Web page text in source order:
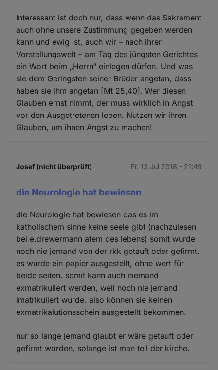
Interessant ist doch nur, dass wenn das Sakrament
auch ohne unsere Zustimmung gegeben werden
kann und ewig ist, auch wir – nach ihrer
Vorstellungswelt – am Tag des jüngsten Gerichtes
ein Wort beim „Herrn“ einlegen dürfen. Und was
sie dem Geringsten seiner Brüder angetan, dass
haben sie ihm angetan [Mt 25,40]. Wer diesen
Glauben ernst nimmt, der muss wirklich in Angst
vor den Ausgetretenen leben. Nutzen wir ihren
Glauben, um ihnen Angst zu machen!
Josef (nicht überprüft) Fr. 13 Jul 2018 - 21:49
die Neurologie hat bewiesen
die Neurologie hat bewiesen das es im
katholischem sinne keine seele gibt (nachzulesen
bei e.drewermann atem des lebens) somit wurde
noch nie jemand von der rkk getauft oder gefirmt.
es wurde ein papier ausgestellt, ohne wert für
beide seiten. somit kann auch niemand
exmatrikuliert werden, weil noch nie jemand
imatrikuliert wurde. also können sie keinen
exmatrikalutionsschein ausgestellt bekommen.
nur so lange jemand glaubt er wäre getauft oder
gefirmt worden, solange ist man teil der kirche.